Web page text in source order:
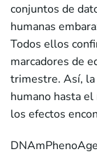
conjuntos de
humanas
Todos ellos
marcadores de
trimestre. Así, la
humano hasta
los efectos